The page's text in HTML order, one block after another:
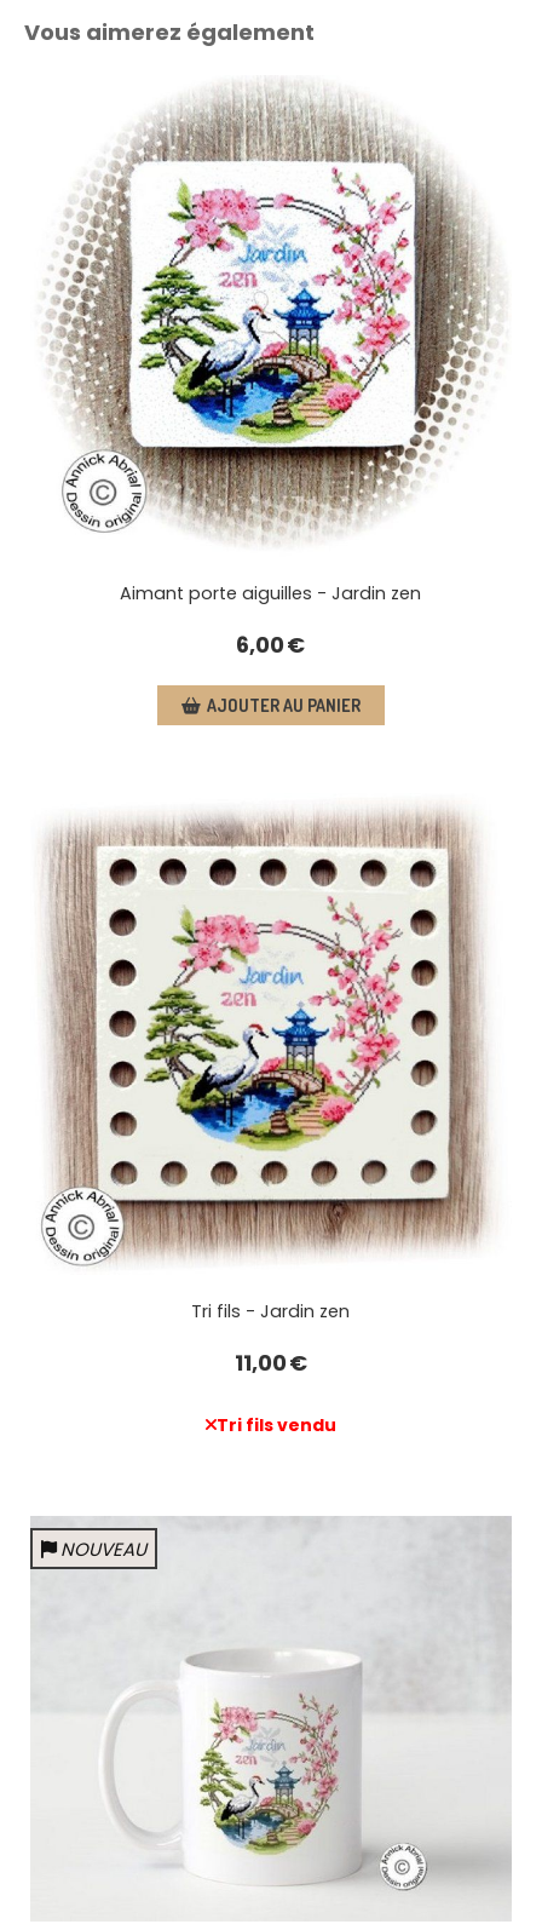
Vous aimerez également
Aimant porte aiguilles - Jardin zen
6,00€
AJOUTER AU PANIER
Tri fils - Jardin zen
11,00€
Tri fils vendu
NOUVEAU